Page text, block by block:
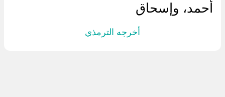
أحمد، وإسحاق
أخرجه الترمذي